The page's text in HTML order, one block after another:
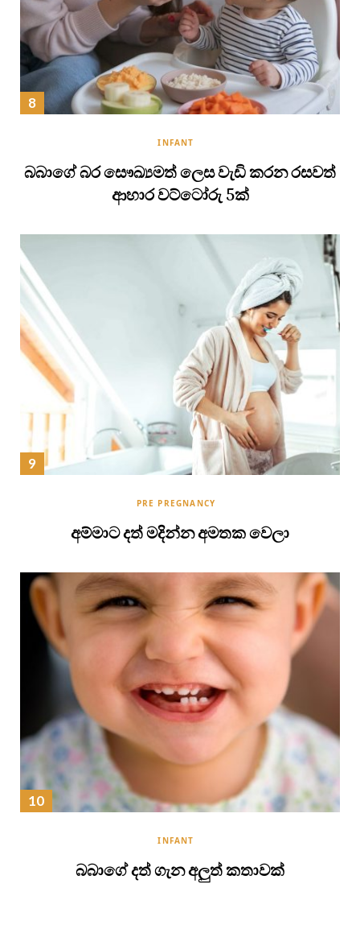
INFANT
බබාගේ බර සෞඛ්‍යමත් ලෙස වැඩි කරන රසවත්
ආහාර වට්ටෝරු 5ක්
PRE PREGNANCY
අම්මාට දත් මදින්න අමතක වෙලා
INFANT
බබාගේ දත් ගැන අලුත් කතාවක්